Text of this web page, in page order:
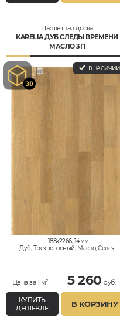
Паркетная доска
KARELIA ДУБ СЛЕДЫ ВРЕМЕНИ
МАСЛО 3П
В НАЛИЧИИ
188x2266, 14мм
Дуб, Трехполосный, Масло, Селект
Цена за 1 м² 5 260 руб.
КУПИТЬ
ДЕШЕВЛЕ
В КОРЗИНУ